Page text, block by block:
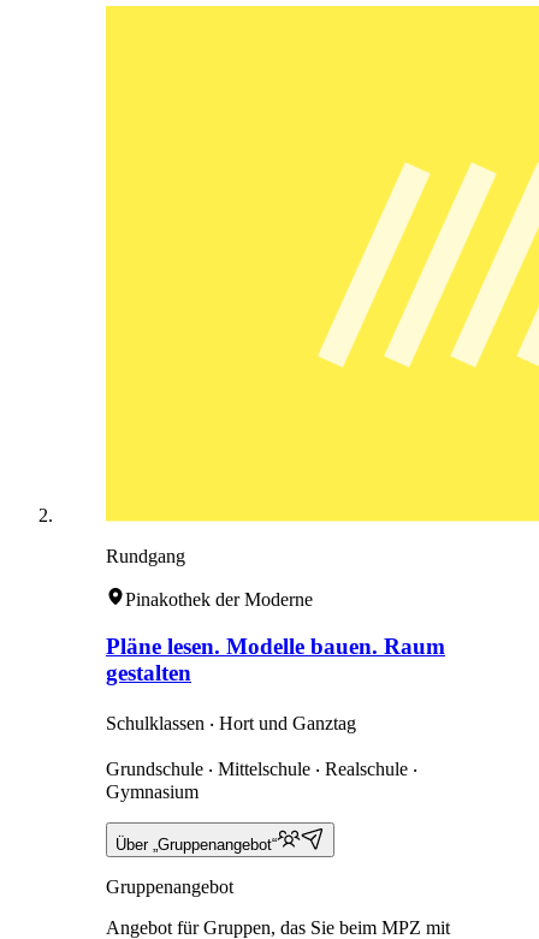
Rundgang
Pinakothek der Moderne
Pläne lesen. Modelle bauen. Raum
gestalten
Schulklassen ‧ Hort und Ganztag
Grundschule ‧ Mittelschule ‧ Realschule ‧
Gymnasium
Über „Gruppenangebot“
Gruppenangebot
Angebot für Gruppen, das Sie beim MPZ mit